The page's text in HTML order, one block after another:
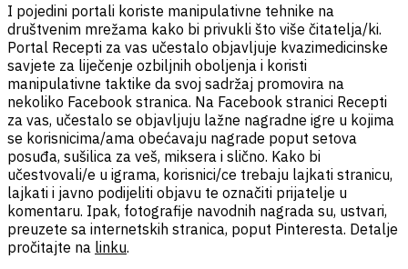
I pojedini portali koriste manipulativne tehnike na
društvenim mrežama kako bi privukli što više čitatelja/ki.
Portal Recepti za vas učestalo objavljuje kvazimedicinske
savjete za liječenje ozbiljnih oboljenja i koristi
manipulativne taktike da svoj sadržaj promovira na
nekoliko Facebook stranica. Na Facebook stranici Recepti
za vas, učestalo se objavljuju lažne nagradne igre u kojima
se korisnicima/ama obećavaju nagrade poput setova
posuđa, sušilica za veš, miksera i slično. Kako bi
učestvovali/e u igrama, korisnici/ce trebaju lajkati stranicu,
lajkati i javno podijeliti objavu te označiti prijatelje u
komentaru. Ipak, fotografije navodnih nagrada su, ustvari,
preuzete sa internetskih stranica, poput Pinteresta. Detalje
pročitajte na linku.